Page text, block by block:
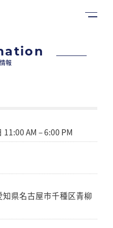
報
AM –6:00 PM
知県名古屋市千種区青柳